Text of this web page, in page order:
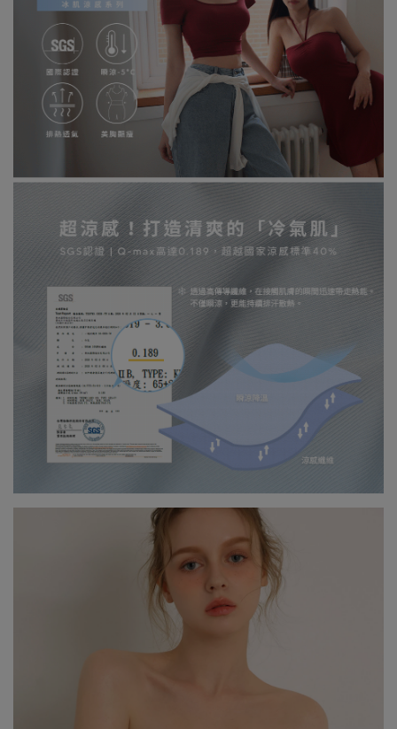
身高160cm／胸圍Bust：85cm
腰圍Waist：51cm／臀圍hips：85cm
試穿報告：模特兒穿著S號